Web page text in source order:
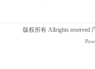
版权所有 Allrights